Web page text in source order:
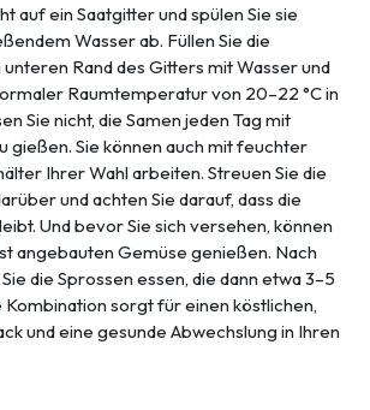
auf ein Saatgitter und spülen Sie sie
Wasser ab. Füllen Sie die
Rand des Gitters mit Wasser und
Raumtemperatur von 20–22 °C in
Sie nicht, die Samen jeden Tag mit
gießen. Sie können auch mit feuchter
Ihrer Wahl arbeiten. Streuen Sie die
und achten Sie darauf, dass die
Und bevor Sie sich versehen, können
angebauten Gemüse genießen. Nach
die Sprossen essen, die dann etwa 3–5
Kombination sorgt für einen köstlichen,
und eine gesunde Abwechslung in Ihren